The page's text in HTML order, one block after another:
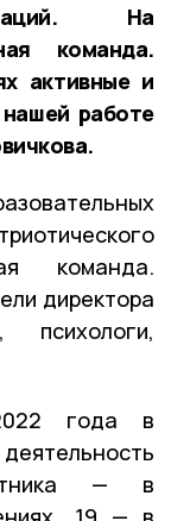
На
команда.
активные и
работе
команда.
директора
психологи,
года в
— в